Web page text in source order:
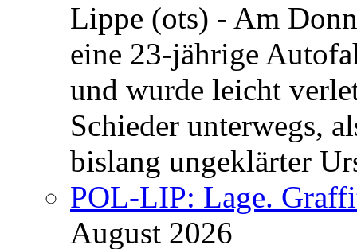
Lippe (ots) - Am
eine 23-jährige
und wurde leicht
Schieder unterwegs,
bislang ungeklärter
POL-LIP: Lage.
August 2026